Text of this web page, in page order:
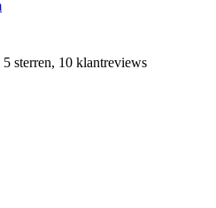
sterren, 10 klantreviews